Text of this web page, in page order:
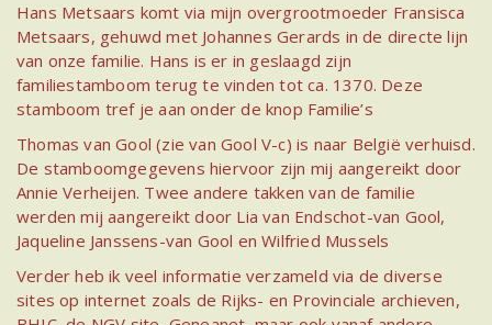
Hans Metsaars komt via mijn overgrootmoeder Fransisca
Metsaars, gehuwd met Johannes Gerards in de directe lijn
van onze familie. Hans is er in geslaagd zijn
familiestamboom terug te vinden tot ca. 1370. Deze
stamboom tref je aan onder de knop Familie’s
Thomas van Gool (zie van Gool V-c) is naar België verhuisd.
De stamboomgegevens hiervoor zijn mij aangereikt door
Annie Verheijen. Twee andere takken van de familie
werden mij aangereikt door Lia van Endschot-van Gool,
Jaqueline Janssens-van Gool en Wilfried Mussels
Verder heb ik veel informatie verzameld via de diverse
sites op internet zoals de Rijks- en Provinciale archieven,